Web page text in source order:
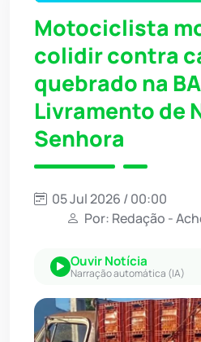
Motociclista
colidir contra
quebrado na
Livramento de
Senhora
05 Jul 2026 / 00:00
Por: Redação -
Ouvir Notícia
Narração automática (IA)